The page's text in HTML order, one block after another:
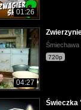
01:26
04:27
Śmiechawa
720p
Świeczka